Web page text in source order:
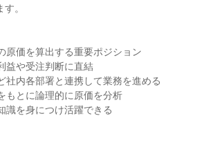
。
原価を算出する重要ポジション
益や受注判断に直結
社内各部署と連携して業務を進める
もとに論理的に原価を分析
識を身につけ活躍できる